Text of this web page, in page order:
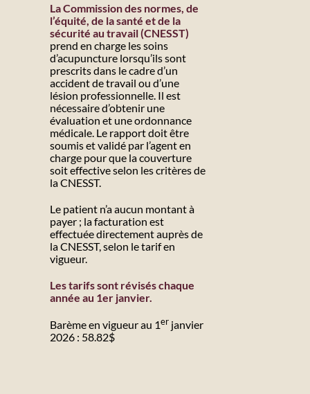
La Commission des normes, de
l’équité, de la santé et de la
sécurité au travail (CNESST)
prend en charge les soins
d’acupuncture lorsqu’ils sont
prescrits dans le cadre d’un
accident de travail ou d’une
lésion professionnelle. Il est
nécessaire d’obtenir une
évaluation et une ordonnance
médicale. Le rapport doit être
soumis et validé par l’agent en
charge pour que la couverture
soit effective selon les critères de
la CNESST.
Le patient n’a aucun montant à
payer ; la facturation est
effectuée directement auprès de
la CNESST, selon le tarif en
vigueur.
Les tarifs sont révisés chaque
année au 1er janvier.
Barème en vigueur au 1er janvier
2026 : 58.82$